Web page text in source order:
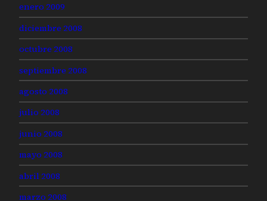
enero 2009
diciembre 2008
octubre 2008
septiembre 2008
agosto 2008
julio 2008
junio 2008
mayo 2008
abril 2008
marzo 2008